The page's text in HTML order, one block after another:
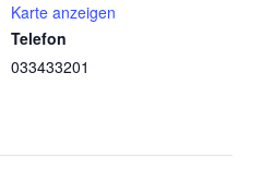
Karte anzeigen
Telefon
033433201